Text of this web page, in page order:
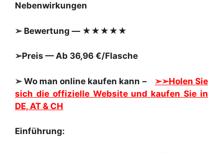
Nebenwirkungen
➢ Bewertung — ★★★★★
➢Preis — Ab 36,96 €/Flasche
➢ Wo man online kaufen kann – ➢➢Holen Sie
sich die offizielle Website und kaufen Sie in
DE, AT & CH
Einführung: